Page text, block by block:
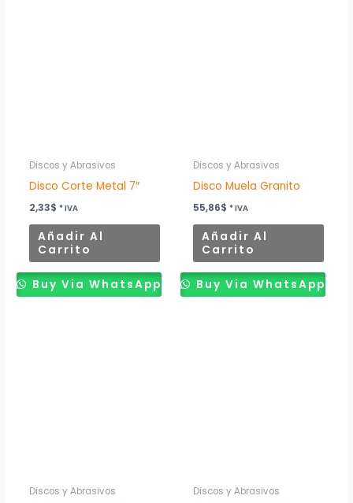
Discos y Abrasivos
Disco Corte Metal 7″
2,33$ * IVA
Añadir Al
Carrito
Buy Via WhatsApp
Discos y Abrasivos
Disco Muela Granito
55,86$ * IVA
Añadir Al
Carrito
Buy Via WhatsApp
Discos y Abrasivos Discos y Abrasivos